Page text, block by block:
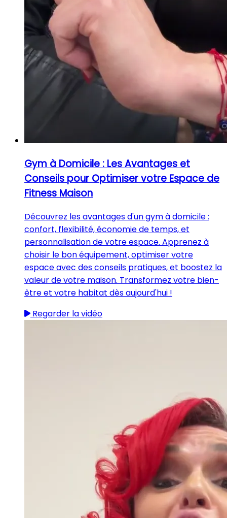
Gym à Domicile : Les Avantages et
Conseils pour Optimiser votre Espace de
Fitness Maison
Découvrez les avantages d'un gym à domicile :
confort, flexibilité, économie de temps, et
personnalisation de votre espace. Apprenez à
choisir le bon équipement, optimiser votre
espace avec des conseils pratiques, et boostez la
valeur de votre maison. Transformez votre bien-
être et votre habitat dès aujourd'hui !
Regarder la vidéo